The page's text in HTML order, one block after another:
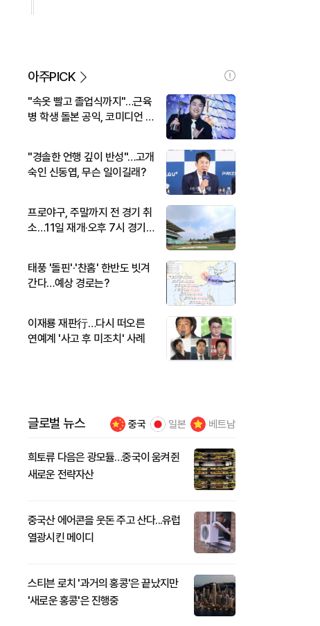
아주PICK
"속옷 빨고 졸업식까지"…근육
병 학생 돌본 공익, 코미디언 김
"경솔한 언행 깊이 반성"…고개
숙인 신동엽, 무슨 일이길래?
프로야구, 주말까지 전 경기 취
소…11일 재개·오후 7시 경기
태풍 '돌핀'·'찬홈' 한반도 빗겨
간다…예상 경로는?
이재룡 재판行…다시 떠오른
연예계 '사고 후 미조치' 사례
글로벌 뉴스 중국 일본 베트남
희토류 다음은 광모듈…중국이 움켜쥔
새로운 전략자산
중국산 에어콘을 웃돈 주고 산다...유럽
열광시킨 메이디
스티븐 로치 '과거의 홍콩'은 끝났지만
'새로운 홍콩'은 진행중